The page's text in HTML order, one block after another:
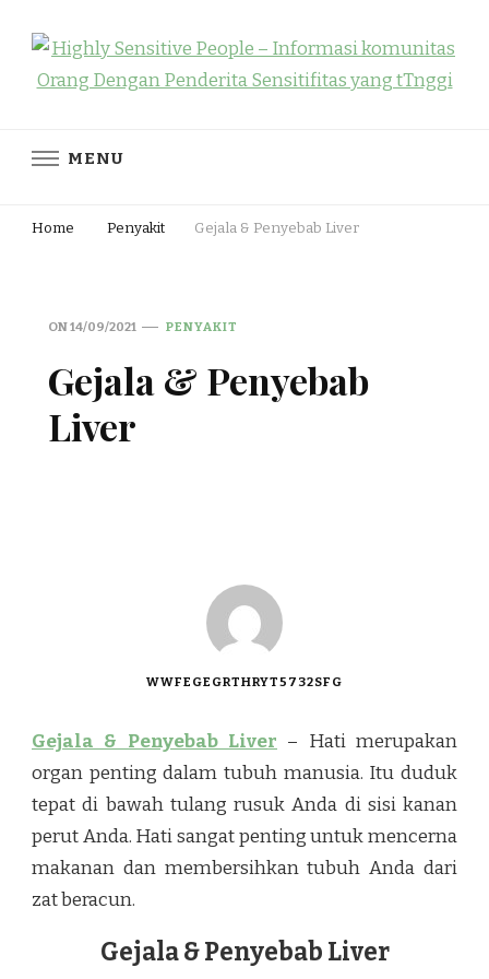
komunitas Orang Dengan
MENU
Home Penyakit Gejala & Penyebab Liver
ON14/09/2021 PENYAKIT
Gejala & Penyebab
Liver
WWFEGEGRTHRYT5732SFG
Gejala & Penyebab Liver – Hati merupakan
organ penting dalam tubuh manusia. Itu duduk
tepat di bawah tulang rusuk Anda di sisi kanan
perut Anda. Hati sangat penting untuk mencerna
makanan dan membersihkan tubuh Anda dari
zat beracun.
Gejala & Penyebab Liver